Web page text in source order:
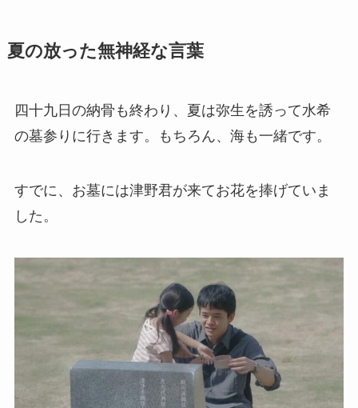
夏の放った無神経な言葉
四十九日の納骨も終わり、夏は弥生を誘って水希
の墓参りに行きます。もちろん、海も一緒です。
すでに、お墓には津野君が来てお花を捧げていま
した。